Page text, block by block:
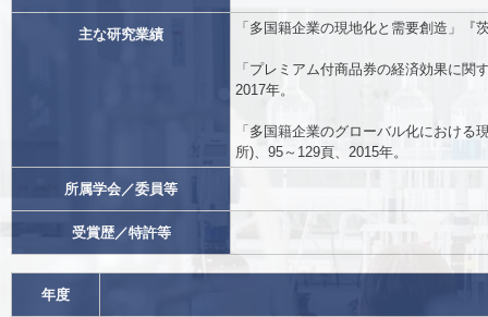
主な研究業績 「多国籍企業の現地化と需要創造」『
「プレミアム付商品券の経済効果に
2017年。
「多国籍企業のグローバル化におけ
所)、95～129頁、2015年。
所属学会／委員等
受賞歴／特許等
年度